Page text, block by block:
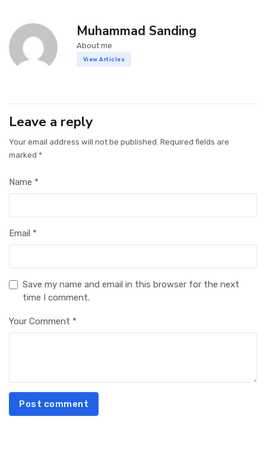
Muhammad Sanding
About me
View Articles
Leave a reply
Your email address will not be published. Required fields are
marked *
Name *
Email *
Save my name and email in this browser for the next
time I comment.
Your Comment *
Post comment